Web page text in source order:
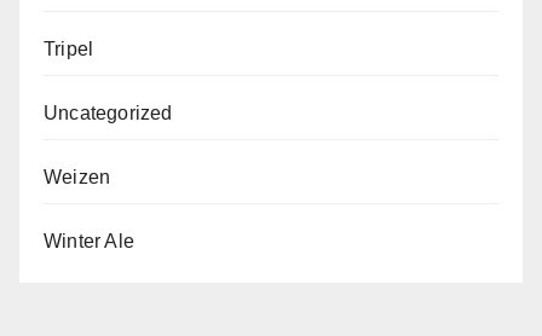
Tripel
Uncategorized
Weizen
Winter Ale